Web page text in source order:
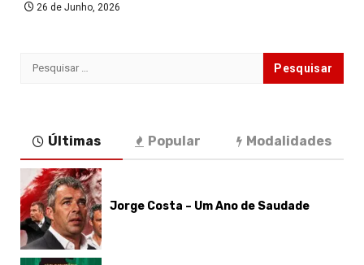
26 de Junho, 2026
Pesquisar
Últimas Popular Modalidades
Jorge Costa – Um Ano de Saudade